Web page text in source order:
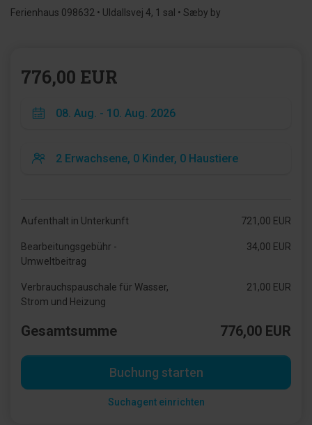
Ferienhaus 098632 • Uldallsvej 4, 1 sal • Sæby by
776,00 EUR
Aufenthalt in Unterkunft 721,00 EUR
Bearbeitungsgebühr -
Umweltbeitrag
34,00 EUR
Verbrauchspauschale für Wasser,
Strom und Heizung
21,00 EUR
Gesamtsumme 776,00 EUR
Buchung starten
Suchagent einrichten